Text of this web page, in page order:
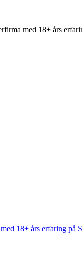
med 18+ års
18+ års erfaring på